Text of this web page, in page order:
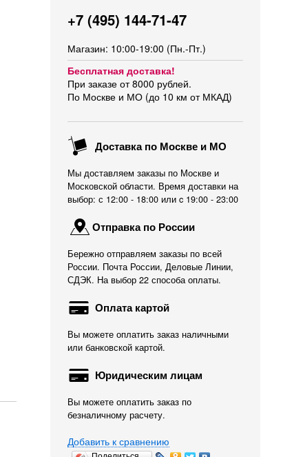
+7 (495) 144-71-47
Магазин: 10:00-19:00 (Пн.-Пт.)
Бесплатная доставка!
При заказе от 8000 рублей.
По Москве и МО (до 10 км от МКАД)
Доставка по Москве и МО
Мы доставляем заказы по Москве и
Московской области. Время доставки на
выбор: с 12:00 - 18:00 или c 19:00 - 23:00
Отправка по России
Бережно отправляем заказы по всей
России. Почта России, Деловые Линии,
СДЭК. На выбор 22 способа оплаты.
Оплата картой
Вы можете оплатить заказ наличными
или банковской картой.
Юридическим лицам
Вы можете оплатить заказ по
безналичному расчету.
Добавить к сравнению